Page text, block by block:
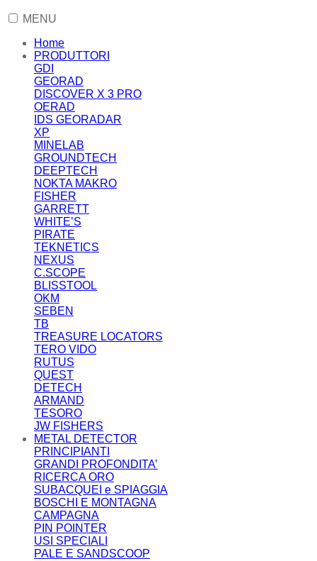
MENU
Home
PRODUTTORI
GDI
GEORAD
DISCOVER X 3 PRO
OERAD
IDS GEORADAR
XP
MINELAB
GROUNDTECH
DEEPTECH
NOKTA MAKRO
FISHER
GARRETT
WHITE’S
PIRATE
TEKNETICS
NEXUS
C.SCOPE
BLISSTOOL
OKM
SEBEN
TB
TREASURE LOCATORS
TERO VIDO
RUTUS
QUEST
DETECH
ARMAND
TESORO
JW FISHERS
METAL DETECTOR
PRINCIPIANTI
GRANDI PROFONDITA’
RICERCA ORO
SUBACQUEI e SPIAGGIA
BOSCHI E MONTAGNA
CAMPAGNA
PIN POINTER
USI SPECIALI
PALE E SANDSCOOP